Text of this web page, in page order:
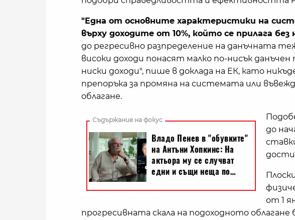
"Една от основните характеристики на
върху доходите от 10%, който се прилага
до регресивно разпределение на данъчната
високи доходи понасят малко по-нисък
ниски доходи", пише в доклада на ЕК, като
препоръка за промяна на системата или
облагане.
до
от 1
прогресивната скала на подоходното